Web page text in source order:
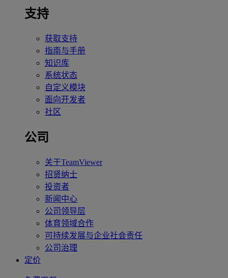
支持
获取支持
指南与手册
知识库
系统状态
自定义模块
面向开发者
社区
公司
关于TeamViewer
招贤纳士
投资者
新闻中心
公司领导层
体育领域合作
可持续发展与企业社会责任
公司治理
定价